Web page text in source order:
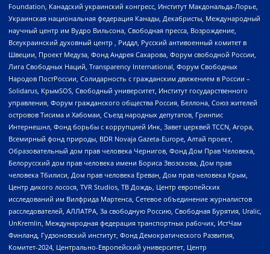
Foundation, Канадский украинский конгресс, Институт Макдональда-Лорье,
Украинская национальная федерация Канады, Декабристы, Международный
научный центр им Вудро Вильсона, Свободная пресса, Возрождение,
Всеукраинский духовный центр , Риддл, Русский антивоенный комитет в
Швеции, Проект Медуза, Фонд Андрея Сахарова, Форум свободной России,
Лига Свободных Наций, Transparеncy International, Форум Свободных
Народов ПостРоссии, Солидарность с гражданским движением в России –
Solidarus, КрымSOS, Свободный университет, Институт государственного
управления, Форум гражданского общества Россия, Беллона, Союз жителей
островов Тисима и Хабомаи, Съезд народных депутатов, Гринпис
Интернешнл, Фонд борьбы с коррупцией Инк, Завет церквей TCCN, Агора,
Всемирный фонд природы, BDR Novaja Gazeta-Europe, Алтай проект,
Образовательный дом прав человека Чернигов, Фонд Дом Прав Человека,
Белорусский дом прав человека имени Бориса Звозскова, Дом прав
человека Тбилиси, Дом прав человека Ереван, Дом прав человека Крым,
Центр дикого лосося, TVR Studios, ТВ Дождь, Центр европейских
исследований им Вилфрида Мартенса, Сетевое объединение журналистов
расследователей, АЛЛАТРА, За свободную Россию, Свободная Бурятия, Uralic,
UnKremlin, Международная федерация транспортных рабочих, ИстЧам
Финланд, Гудзоновский институт, Фонд Демократического Развития,
Комитет-2024, Центрально-Европейский университет, Центр